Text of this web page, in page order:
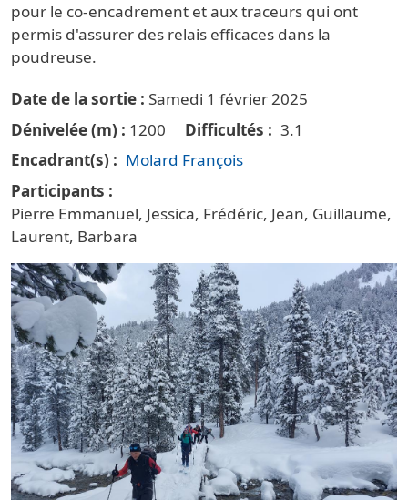
pour le co-encadrement et aux traceurs qui ont
permis d'assurer des relais efficaces dans la
poudreuse.
Date de la sortie
Samedi 1 février 2025
Dénivelée (m)
1200 Difficultés
3.1
Encadrant(s)
Molard François
Participants
Pierre Emmanuel, Jessica, Frédéric, Jean, Guillaume,
Laurent, Barbara